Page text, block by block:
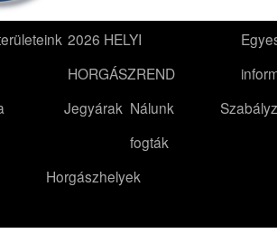
2026 HELYI
HORGÁSZREND
Jegyárak Nálunk
fogták
Horgászhelyek